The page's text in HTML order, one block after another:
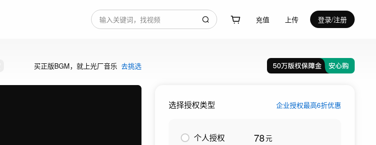
充值 上传 登录/注册
买正版BGM，就上光厂音乐 去挑选
选择授权类型 企业授权最高6折优惠
个人授权 78元